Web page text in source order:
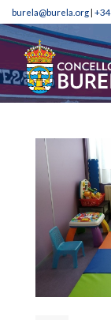
burela@burela.org|